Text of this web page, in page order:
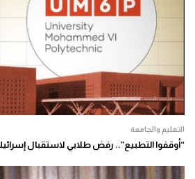
التعليم والجامعة
“أوقفوا التطبيع”.. رفض طلابي لاستقبال